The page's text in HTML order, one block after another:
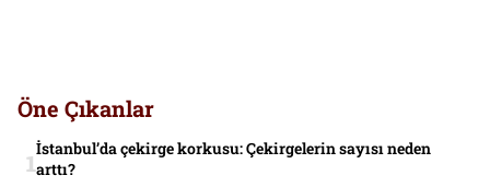
Öne Çıkanlar
İstanbul’da çekirge korkusu: Çekirgelerin sayısı neden
arttı?